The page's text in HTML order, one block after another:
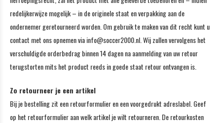
redelijkerwijze mogelijk – in de originele staat en verpakking aan de
ondernemer geretourneerd worden. Om gebruik te maken van dit recht kunt u
contact met ons opnemen viainfo@soccer2000.nl . Wij zullen vervolgens het
verschuldigde orderbedrag binnen 14 dagen na aanmelding van uw retour
terugstorten mits het product reeds in goede staat retour ontvangen is.
Zo retourneer je een artikel
Bij je bestelling zit een retourformulier en een voorgedrukt adreslabel. Geef
op het retourformulier aan welk artikel je wilt retourneren. De retourkosten